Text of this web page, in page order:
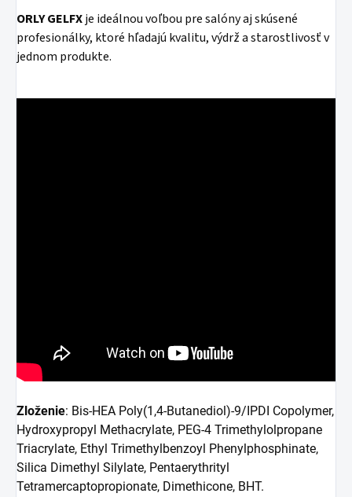
ORLY GELFXje ideálnou voľbou pre salóny aj skúsené
profesionálky, ktoré hľadajú kvalitu, výdrž a starostlivosť v
jednom produkte.
Zloženie: Bis-HEA Poly(1,4-Butanediol)-9/IPDI Copolymer,
Hydroxypropyl Methacrylate, PEG-4 Trimethylolpropane
Triacrylate, Ethyl Trimethylbenzoyl Phenylphosphinate,
Silica Dimethyl Silylate, Pentaerythrityl
Tetramercaptopropionate, Dimethicone, BHT.